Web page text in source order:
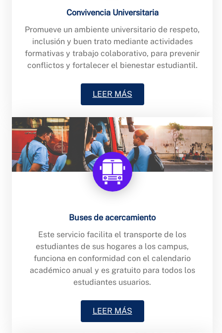
Convivencia Universitaria
Promueve un ambiente universitario de respeto,
inclusión y buen trato mediante actividades
formativas y trabajo colaborativo, para prevenir
conflictos y fortalecer el bienestar estudiantil.
LEER MÁS
Buses de acercamiento
Este servicio facilita el transporte de los
estudiantes de sus hogares a los campus,
funciona en conformidad con el calendario
académico anual y es gratuito para todos los
estudiantes usuarios.
LEER MÁS